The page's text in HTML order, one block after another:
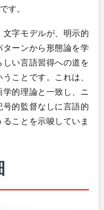
す。
字モデルが、明示的
ーンから形態論を学
い言語習得への道を
ことです。これは、
的理論と一致し、ニ
的監督なしに言語的
ことを示唆していま